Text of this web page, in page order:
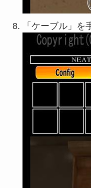
「ケーブル」を